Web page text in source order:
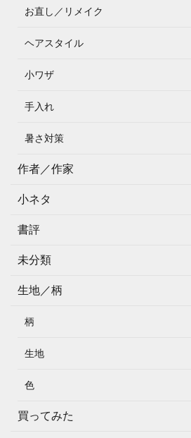
お直し／リメイク
ヘアスタイル
小ワザ
手入れ
暑さ対策
作者／作家
小ネタ
書評
未分類
生地／柄
柄
生地
色
買ってみた